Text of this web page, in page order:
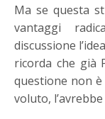
Ma se questa
vantaggi
discussione
ricorda che già
questione non è
voluto,